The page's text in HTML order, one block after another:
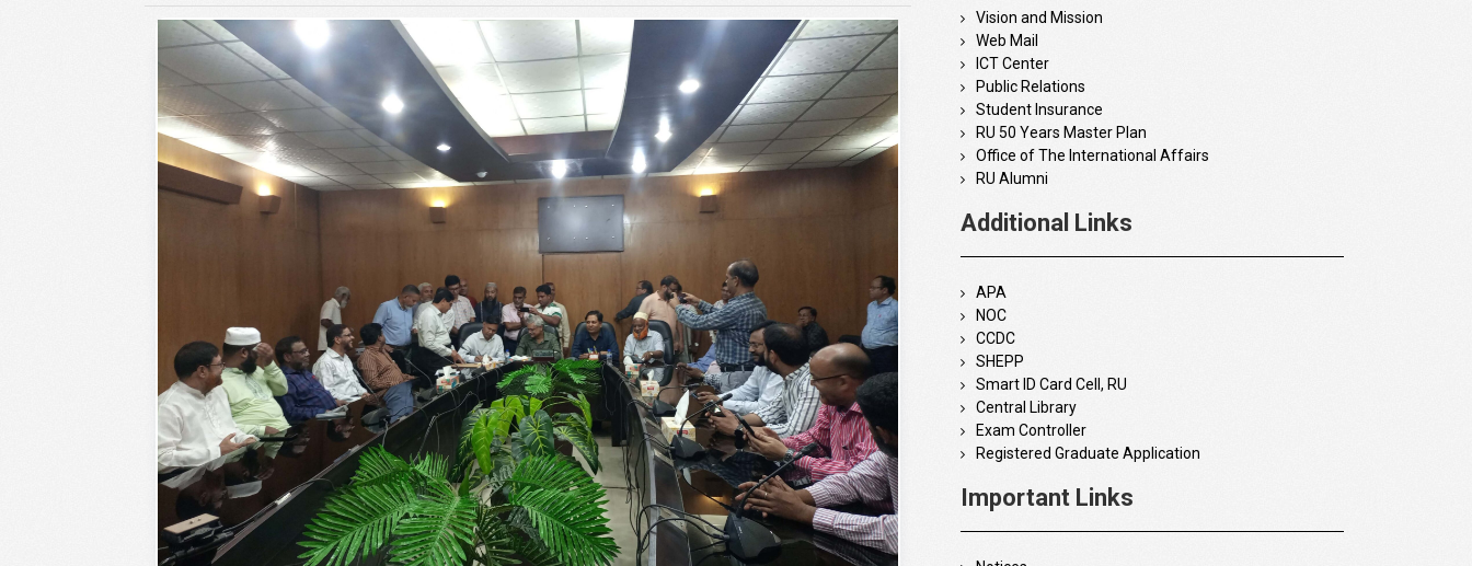
Vision and Mission
Web Mail
ICT Center
Public Relations
Student Insurance
RU 50 Years Master Plan
Office of The International Affairs
RU Alumni
Additional Links
APA
NOC
CCDC
SHEPP
Smart ID Card Cell, RU
Central Library
Exam Controller
Registered Graduate Application
Important Links